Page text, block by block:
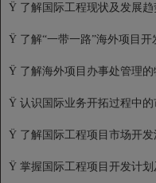
Ÿ 了解国际工程现状及发展趋
Ÿ 了解“一带一路”海外项目开
Ÿ 了解海外项目办事处管理的
Ÿ 认识国际业务开拓过程中的
Ÿ 了解国际工程项目市场开发
Ÿ 掌握国际工程项目开发计划